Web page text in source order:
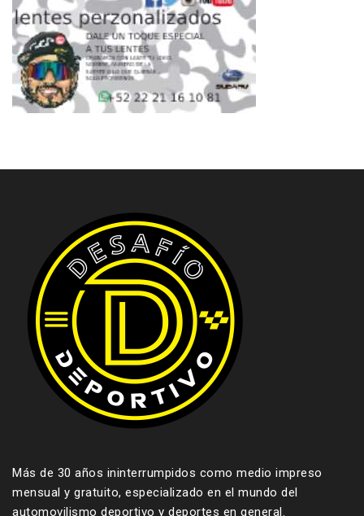
Más de 30 años ininterrumpidos como medio impreso
mensual y gratuito, especializado en el mundo del
automovilismo deportivo y deportes en general.